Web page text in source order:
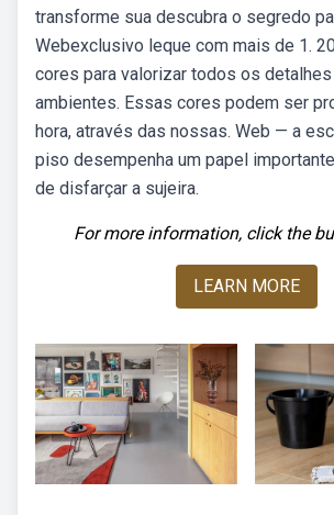
transforme sua descubra o segredo
Webexclusivo leque com mais de 1.
cores para valorizar todos os
ambientes. Essas cores podem ser
hora, através das nossas. Web — a
piso desempenha um papel
de disfarçar a sujeira.
For more information, click the
LEARN MORE